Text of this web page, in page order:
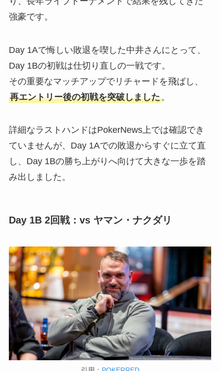
強豪です。
Day 1Aで悔しい敗退を喫した中井さんにとって、
Day 1Bの初戦は仕切り直しの一戦です。
その重要なマッチアップでリチャードを飛ばし、
再エントリー後の初戦を突破しました。
詳細なラストハンドはPokerNews上では確認でき
ていませんが、Day 1Aでの敗退からすぐに立て直
し、Day 1Bの勝ち上がりへ向けて大きな一歩を踏
み出しました。
Day 1B 2回戦：vs ヤマン・ナクダリ